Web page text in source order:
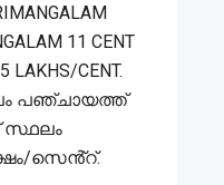
11 CENT
LAKHS/CENT.
പഞ്ചായത്ത്
സ്ഥലം
സെൻ്റ്.